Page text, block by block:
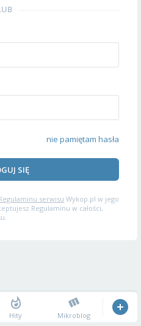
nie pamiętam hasła
SIĘ
serwisu Wykop.pl w jego
Regulaminu w całości,
Hity Mikroblog